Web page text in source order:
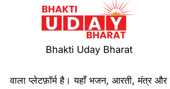
Bhakti Uday Bharat
वाला प्लेटफ़ॉर्म है। यहाँ भजन, आरती, मंत्र और